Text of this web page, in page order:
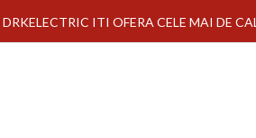
DRKELECTRIC ITI OFERA CELE MAI DE